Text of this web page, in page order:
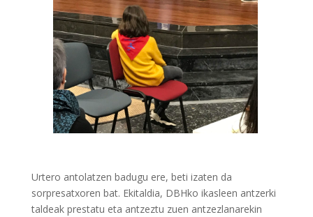
Urtero antolatzen badugu ere, beti izaten da
sorpresatxoren bat. Ekitaldia, DBHko ikasleen antzerki
taldeak prestatu eta antzeztu zuen antzezlanarekin